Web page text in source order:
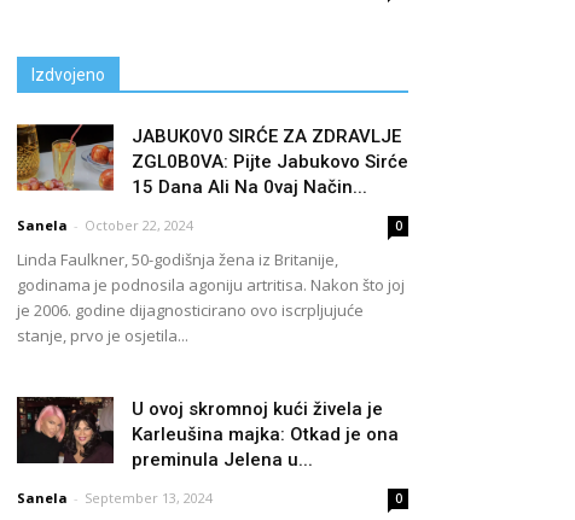
Izdvojeno
JABUK0V0 SIRĆE ZA ZDRAVLJE
ZGL0B0VA: Pijte Jabukovo Sirće
15 Dana Ali Na 0vaj Način...
Sanela - October 22, 2024 0
Linda Faulkner, 50-godišnja žena iz Britanije,
godinama je podnosila agoniju artritisa. Nakon što joj
je 2006. godine dijagnosticirano ovo iscrpljujuće
stanje, prvo je osjetila...
U ovoj skromnoj kući živela je
Karleušina majka: Otkad je ona
preminula Jelena u...
Sanela - September 13, 2024 0